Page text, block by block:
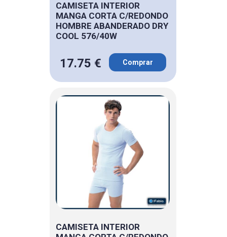
CAMISETA INTERIOR
MANGA CORTA C/REDONDO
HOMBRE ABANDERADO DRY
COOL 576/40W
17.75 € Comprar
CAMISETA INTERIOR